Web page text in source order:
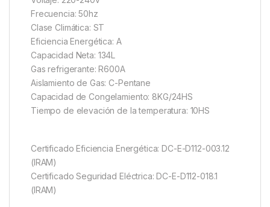
Frecuencia: 50hz
Clase Climática: ST
Eficiencia Energética: A
Capacidad Neta: 134L
Gas refrigerante: R600A
Aislamiento de Gas: C-Pentane
Capacidad de Congelamiento: 8KG/24HS
Tiempo de elevación de la temperatura: 10HS
Certificado Eficiencia Energética: DC-E-D112-003.12
(IRAM)
Certificado Seguridad Eléctrica: DC-E-D112-018.1
(IRAM)